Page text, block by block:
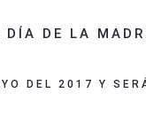
DE LA
DEL 2017 Y